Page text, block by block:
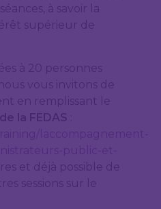
à savoir la
supérieur de
à 20 personnes
vous invitons de
en remplissant le
la FEDAS
et déjà possible de
sessions sur le